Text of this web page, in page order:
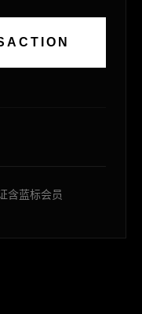
含蓝标会员